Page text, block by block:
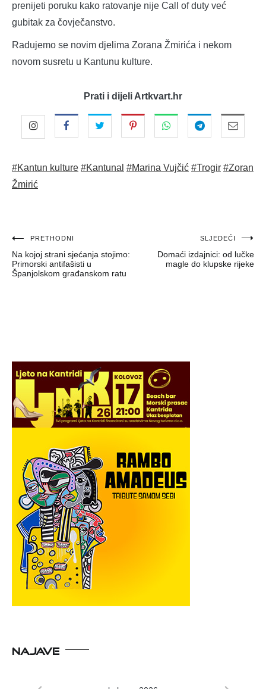
prenijeti poruku kako ratovanje nije Call of duty već
gubitak za čovječanstvo.
Radujemo se novim djelima Zorana Žmirića i nekom
novom susretu u Kantunu kulture.
Prati i dijeli Artkvart.hr
#Kantun kulture #Kantunal #Marina Vujčić #Trogir #Zoran
Žmirić
Navigacija
objava
PRETHODNI
Na kojoj strani sjećanja stojimo:
Primorski antifašisti u
Španjolskom građanskom ratu
SLJEDEĆI
Domaći izdajnici: od lučke
magle do klupske rijeke
NAJAVE